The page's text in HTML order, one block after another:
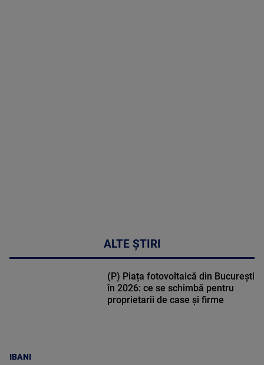
ALTE ȘTIRI
IBANI
(P) Piața fotovoltaică din București
în 2026: ce se schimbă pentru
proprietarii de case și firme